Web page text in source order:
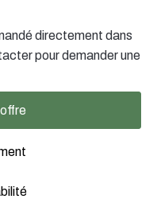
directement dans
pour demander une